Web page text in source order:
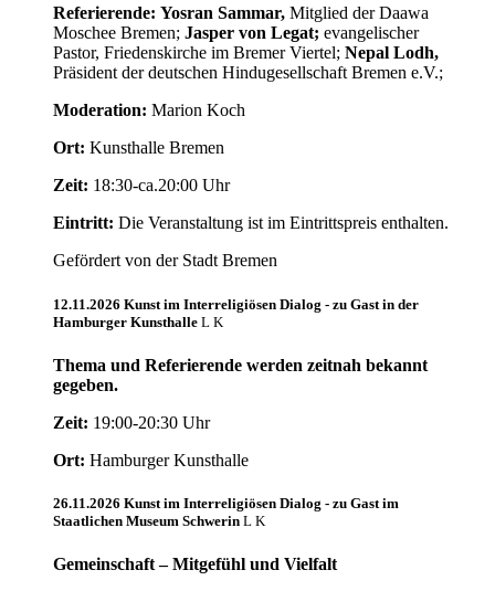
Referierende: Yosran Sammar, Mitglied der Daawa
Moschee Bremen; Jasper von Legat; evangelischer
Pastor, Friedenskirche im Bremer Viertel; Nepal Lodh,
Präsident der deutschen Hindugesellschaft Bremen e.V.;
Moderation: Marion Koch
Ort: Kunsthalle Bremen
Zeit: 18:30-ca.20:00 Uhr
Eintritt: Die Veranstaltung ist im Eintrittspreis enthalten.
Gefördert von der Stadt Bremen
12.11.2026 Kunst im Interreligiösen Dialog - zu Gast in der
Hamburger Kunsthalle
Thema und Referierende werden zeitnah bekannt
gegeben.
Zeit: 19:00-20:30 Uhr
Ort: Hamburger Kunsthalle
26.11.2026 Kunst im Interreligiösen Dialog - zu Gast im
Staatlichen Museum Schwerin
Gemeinschaft – Mitgefühl und Vielfalt